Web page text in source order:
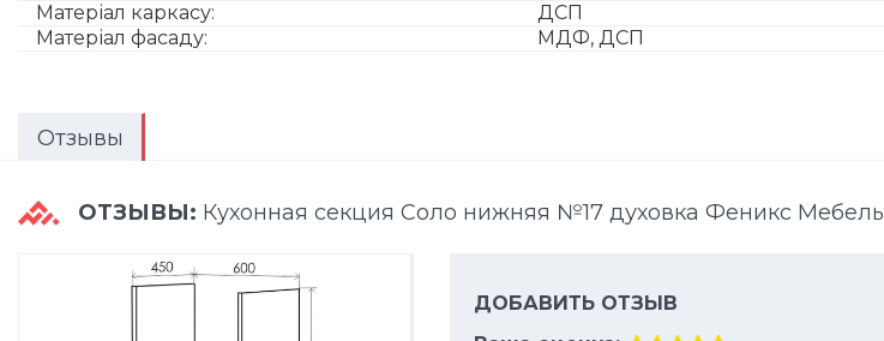
Матеріал каркасу:
ДСП
Матеріал фасаду:
МДФ, ДСП
Отзывы
ОТЗЫВЫ: Кухонная секция Соло нижняя №17 духовка Феникс Мебель
ДОБАВИТЬ ОТЗЫВ